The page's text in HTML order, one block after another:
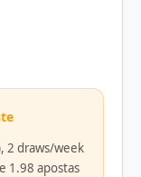
2 draws/week
1.98 apostas